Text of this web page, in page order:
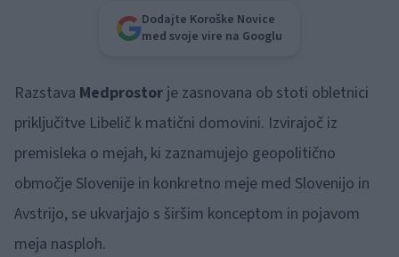
Dodajte Koroške Novice
med svoje vire na Googlu
Razstava Medprostor je zasnovana ob stoti obletnici
priključitve Libelič k matični domovini. Izvirajoč iz
premisleka o mejah, ki zaznamujejo geopolitično
območje Slovenije in konkretno meje med Slovenijo in
Avstrijo, se ukvarjajo s širšim konceptom in pojavom
meja nasploh.